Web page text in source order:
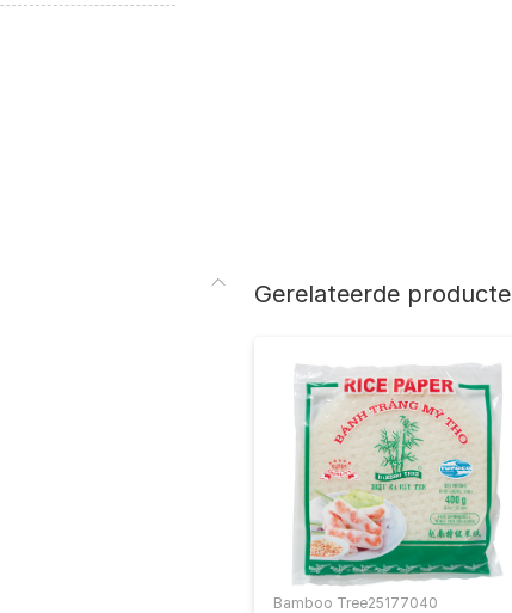
Gerelateerde
Bamboo Tree25177040